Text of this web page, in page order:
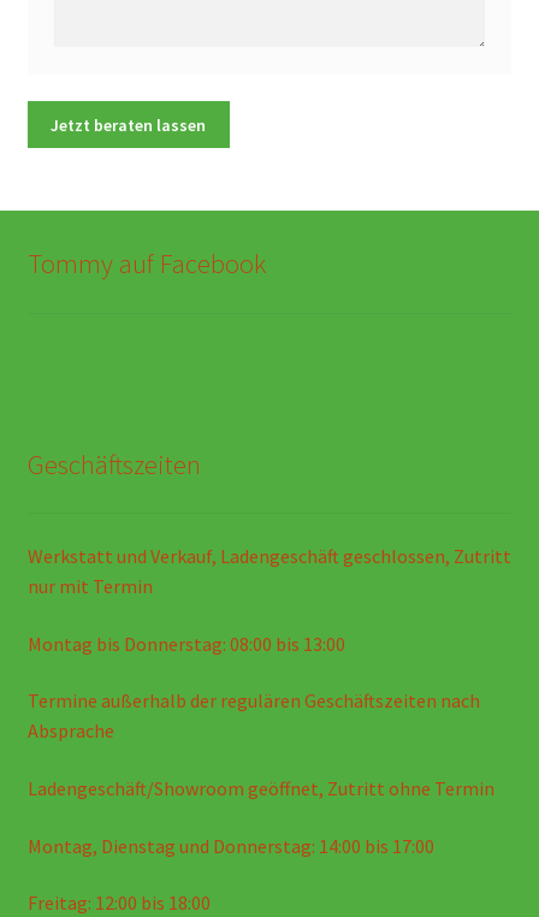
Tommy auf Facebook
Geschäftszeiten
Werkstatt und Verkauf, Ladengeschäft geschlossen, Zutritt
nur mit Termin
Montag bis Donnerstag: 08:00 bis 13:00
Termine außerhalb der regulären Geschäftszeiten nach
Absprache
Ladengeschäft/Showroom geöffnet, Zutritt ohne Termin
Montag, Dienstag und Donnerstag: 14:00 bis 17:00
Freitag: 12:00 bis 18:00